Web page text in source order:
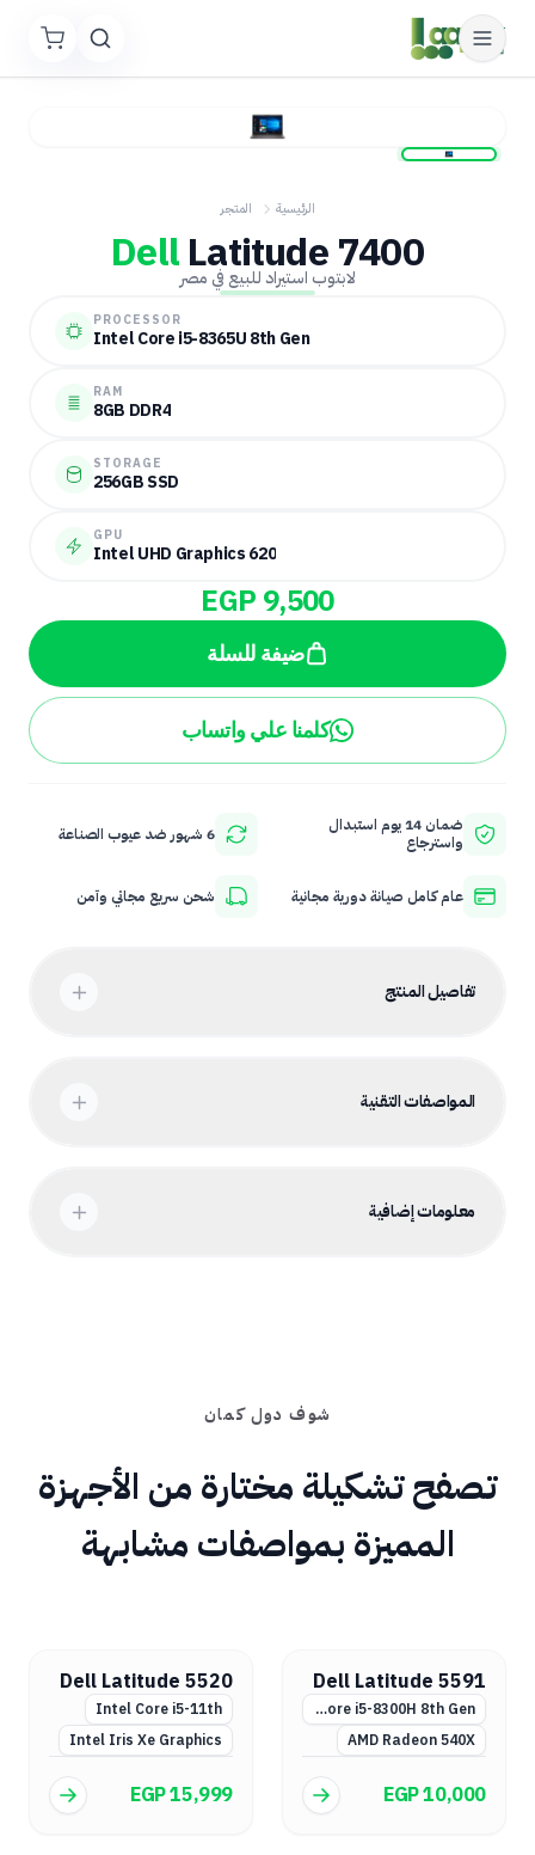
الرئيسية المتجر
DellLatitude 7400
لابتوب استيراد للبيع في مصر
PROCESSOR
Intel Core i5-8365U 8th Gen
RAM
8GB DDR4
STORAGE
256GB SSD
GPU
Intel UHD Graphics 620
EGP 9,500
ضيفة للسلة
كلمنا علي واتساب
ضمان 14 يوم استبدال
واسترجاع
6 شهور ضد عيوب الصناعة
عام كامل صيانة دورية مجانية شحن سريع مجاني وآمن
تفاصيل المنتج
المواصفات التقنية
معلومات إضافية
شوف دول كمان
تصفح تشكيلة مختارة من الأجهزة
المميزة بمواصفات مشابهة
Dell Latitude 5591
Intel Core i5-8300H 8th Gen
AMD Radeon 540X
EGP 10,000
Dell Latitude 5520
Intel Core i5-11th
Intel Iris Xe Graphics
EGP 15,999